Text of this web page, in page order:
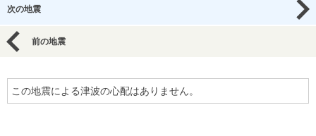
次の地震
前の地震
この地震による津波の心配はありません。